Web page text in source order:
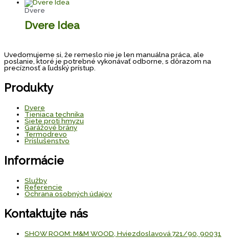
Dvere
Dvere Idea
Uvedomujeme si, že remeslo nie je len manuálna práca, ale
poslanie, ktoré je potrebné vykonávať odborne, s dôrazom na
precíznosť a ľudský prístup.
Produkty
Dvere
Tieniaca technika
Siete proti hmyzu
Garážové brány
Termodrevo
Príslušenstvo
Informácie
Služby
Referencie
Ochrana osobných údajov
Kontaktujte nás
SHOW ROOM: M&M WOOD, Hviezdoslavová 721/90, 90031